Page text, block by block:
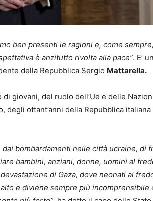
ben presenti le ragioni e, come
è anzitutto rivolta alla pace”. E’
della Repubblica Sergio Mattarella.
giovani, del ruolo dell’Ue e delle
ottant’anni della Repubblica italiana
bombardamenti nelle città ucraine, di
bambini, anziani, donne, uomini al
di Gaza, dove neonati al
e diviene sempre più incomprensibile